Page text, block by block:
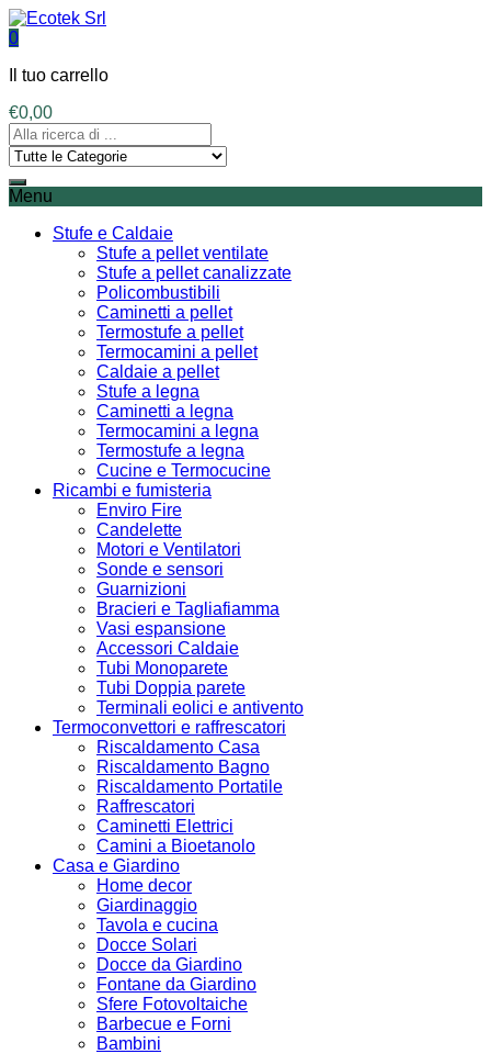
0
Il tuo carrello
€0,00
Menu
Stufe e Caldaie
Stufe a pellet ventilate
Stufe a pellet canalizzate
Policombustibili
Caminetti a pellet
Termostufe a pellet
Termocamini a pellet
Caldaie a pellet
Stufe a legna
Caminetti a legna
Termocamini a legna
Termostufe a legna
Cucine e Termocucine
Ricambi e fumisteria
Enviro Fire
Candelette
Motori e Ventilatori
Sonde e sensori
Guarnizioni
Bracieri e Tagliafiamma
Vasi espansione
Accessori Caldaie
Tubi Monoparete
Tubi Doppia parete
Terminali eolici e antivento
Termoconvettori e raffrescatori
Riscaldamento Casa
Riscaldamento Bagno
Riscaldamento Portatile
Raffrescatori
Caminetti Elettrici
Camini a Bioetanolo
Casa e Giardino
Home decor
Giardinaggio
Tavola e cucina
Docce Solari
Docce da Giardino
Fontane da Giardino
Sfere Fotovoltaiche
Barbecue e Forni
Bambini